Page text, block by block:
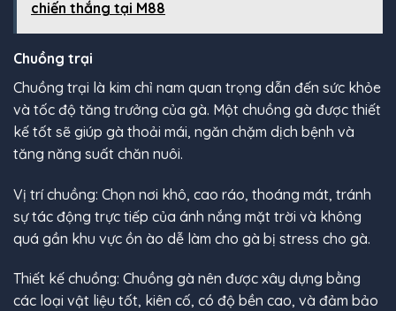
chiến thắng tại M88
Chuồng trại
Chuồng trại là kim chỉ nam quan trọng dẫn đến sức khỏe
và tốc độ tăng trưởng của gà. Một chuồng gà được thiết
kế tốt sẽ giúp gà thoải mái, ngăn chặm dịch bệnh và
tăng năng suất chăn nuôi.
Vị trí chuồng: Chọn nơi khô, cao ráo, thoáng mát, tránh
sự tác động trực tiếp của ánh nắng mặt trời và không
quá gần khu vực ồn ào dễ làm cho gà bị stress cho gà.
Thiết kế chuồng: Chuồng gà nên được xây dựng bằng
các loại vật liệu tốt, kiên cố, có độ bền cao, và đảm bảo